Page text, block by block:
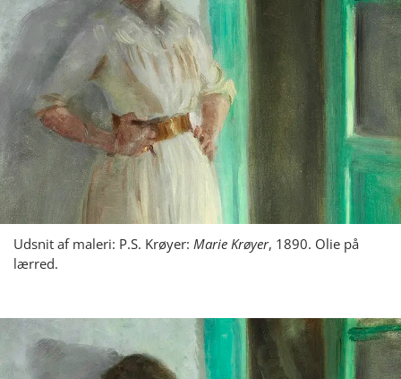
Udsnit af maleri: P.S. Krøyer: Marie Krøyer, 1890. Olie på
lærred.